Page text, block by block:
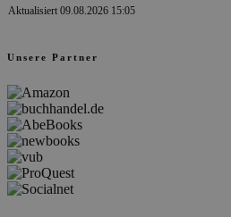
Aktualisiert 09.08.2026 15:05
Unsere Partner